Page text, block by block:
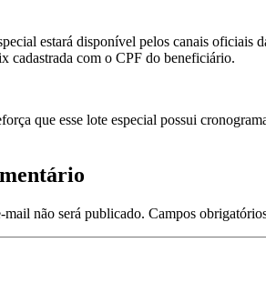
estará disponível pelos canais oficiais
cadastrada com o CPF do beneficiário.
que esse lote especial possui
mail não será publicado. Campos